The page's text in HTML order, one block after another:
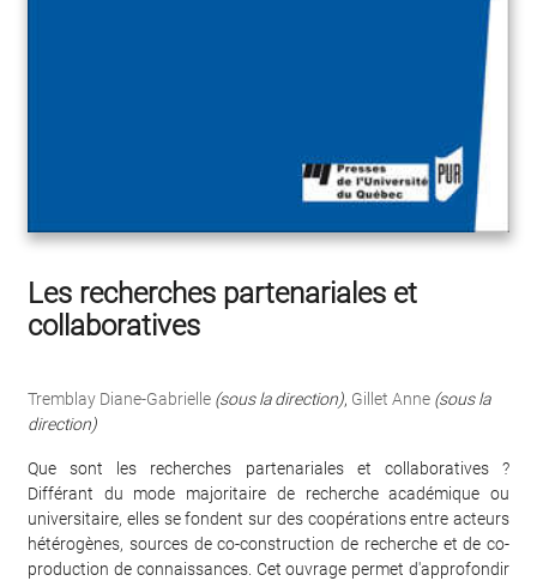
Les recherches partenariales et
collaboratives
Tremblay Diane-Gabrielle (sous la direction), Gillet Anne (sous la
direction)
Que sont les recherches partenariales et collaboratives ?
Différant du mode majoritaire de recherche académique ou
universitaire, elles se fondent sur des coopérations entre acteurs
hétérogènes, sources de co-construction de recherche et de co-
production de connaissances. Cet ouvrage permet d'approfondir